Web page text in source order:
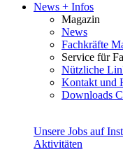
News + Infos
Magazin
News
Fachkräfte
Service für
Nützliche
Kontakt und
Downloads
Unsere Jobs auf
Aktivitäten